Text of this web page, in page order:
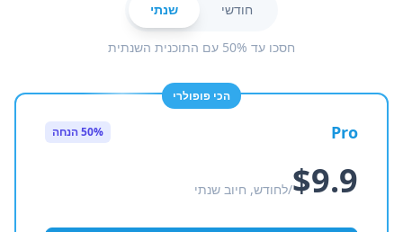
חודשי שנתי
חסכו עד 50% עם התוכנית השנתית
הכי פופולרי
Pro 50% הנחה
$9.9/לחודש, חיוב שנתי